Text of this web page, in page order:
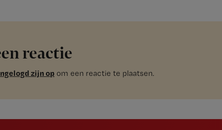
reactie
zijn op om een reactie te plaatsen.